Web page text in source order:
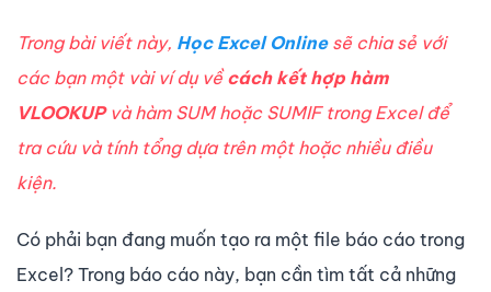
Trong bài viết này, Học Excel Online sẽ chia sẻ với
các bạn một vài ví dụ vềcách kết hợp hàm
VLOOKUPvà hàm SUM hoặc SUMIF trong Excel để
tra cứu và tính tổng dựa trên một hoặc nhiều điều
kiện.
Có phải bạn đang muốn tạo ra một file báo cáo trong
Excel? Trong báo cáo này, bạn cần tìm tất cả những